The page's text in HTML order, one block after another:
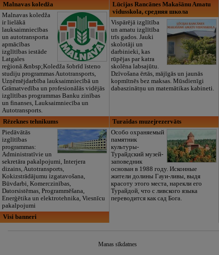
Malnavas koledža
Malnavas koledža
ir lielākā
lauksaimniecības
un autotransporta
apmācības
izglītības iestāde
Latgales
reģionā.&nbsp;Koledža šobrīd īsteno
studiju programmas Autotransports,
Uzņēmējdarbība lauksaimniecībā un
Grāmatvedība un profesionālās vidējās
izglītības programmas Banku zinības
un finanses, Lauksaimniecība un
Autotransports.
Lūcijas Rancānes Makašānu Amatu
vidusskola, средняя школа
Vispārējā izglītība
un amatu izglītība
trīs gados. Jauki
skolotāji un
darbinieki, kas
rūpējas par katra
skolēna labsajūtu.
Dzīvošana ērtās, mājīgās un jaunās
kopmītnēs bez maksas. Mūsdienīgi
dabaszinātņu un matemātikas kabineti.
Rēzeknes tehnikums
Piedāvātās
izglītības
programmas:
Administratīvie un
sekretāra pakalpojumi, Interjera
dizains, Autotransports,
Kokizstrādājumu izgatavošana,
Būvdarbi, Komerczinības,
Datorsistēmas, Programmēšana,
Enerģētika un elektrotehnika, Viesnīcu
pakalpojumi
Turaidas muzejrezervāts
Особо охраняемый
памятник
культуры-
Турайдский музей-
заповедник
основан в 1988 году. Исконные
жители долины Гауи-ливы, выдя
красоту этого места, нарекли его
Турайдой, что с ливского языка
переводится как сад Бога.
Visi banneri
Manas sīkdatnes